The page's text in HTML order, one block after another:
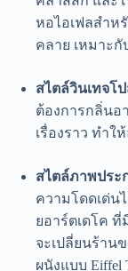
หอไอเฟลสำห
คลาย เหมาะ
สไตล์วินเทจโป
ต้องการกลิ่นอ
เรื่องราว ทำใ
สไตล์ภาพประ
ความโดดเด่น
ยอาร์ตเดโค
จะเปลี่ยนร้าน
ผนังแบบ Eiffel